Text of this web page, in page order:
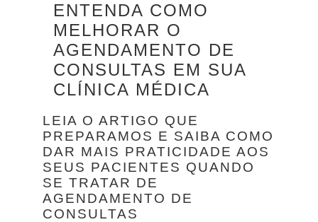
ENTENDA COMO
MELHORAR O
AGENDAMENTO DE
CONSULTAS EM SUA
CLÍNICA MÉDICA
LEIA O ARTIGO QUE
PREPARAMOS E SAIBA COMO
DAR MAIS PRATICIDADE AOS
SEUS PACIENTES QUANDO
SE TRATAR DE
AGENDAMENTO DE
CONSULTAS